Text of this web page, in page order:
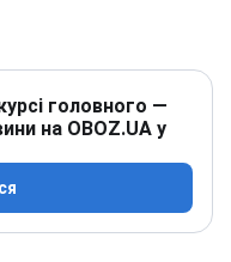
головного —
на OBOZ.UA у